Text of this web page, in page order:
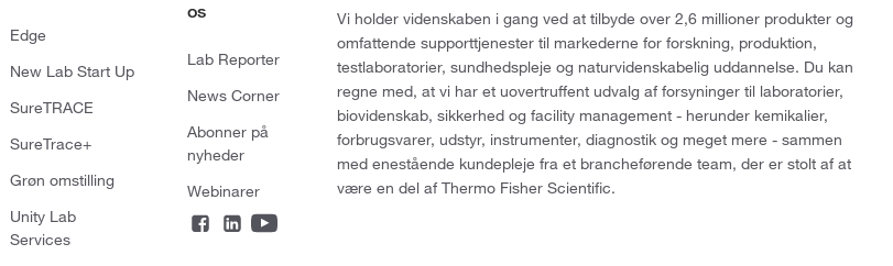
Edge
New Lab Start Up
SureTRACE
SureTrace+
Grøn omstilling
Unity Lab
Services
os
Lab Reporter
News Corner
Abonner på
nyheder
Webinarer
Vi holder videnskaben i gang ved at tilbyde over 2,6 millioner produkter og
omfattende supporttjenester til markederne for forskning, produktion,
testlaboratorier, sundhedspleje og naturvidenskabelig uddannelse. Du kan
regne med, at vi har et uovertruffent udvalg af forsyninger til laboratorier,
biovidenskab, sikkerhed og facility management - herunder kemikalier,
forbrugsvarer, udstyr, instrumenter, diagnostik og meget mere - sammen
med enestående kundepleje fra et brancheførende team, der er stolt af at
være en del af Thermo Fisher Scientific.